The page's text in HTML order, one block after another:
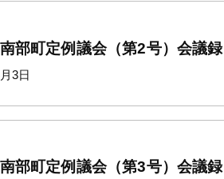
部町定例議会（第2号）会議録
3日
部町定例議会（第3号）会議録